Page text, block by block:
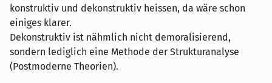
konstruktiv und dekonstruktiv heissen, da wäre schon
einiges klarer.
Dekonstruktiv ist nähmlich nicht demoralisierend,
sondern lediglich eine Methode der Strukturanalyse
(Postmoderne Theorien).